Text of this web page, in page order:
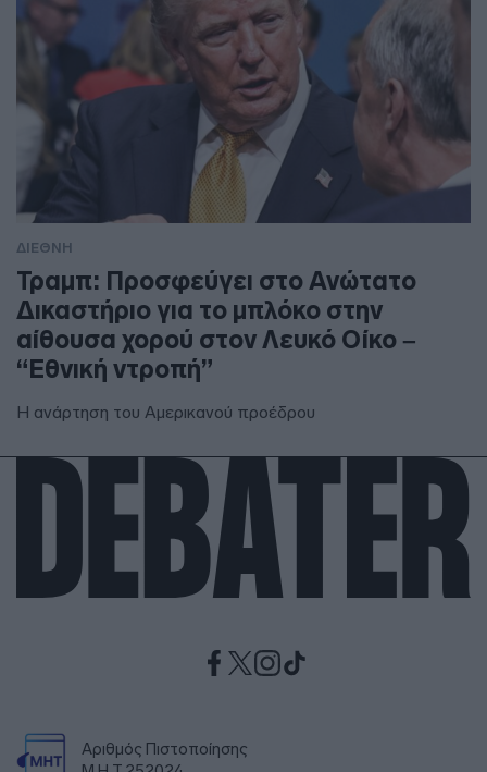
ΔΙΕΘΝΗ
Τραμπ: Προσφεύγει στο Ανώτατο
Δικαστήριο για το μπλόκο στην
αίθουσα χορού στον Λευκό Οίκο –
“Εθνική ντροπή”
Η ανάρτηση του Αμερικανού προέδρου
Αριθμός Πιστοποίησης